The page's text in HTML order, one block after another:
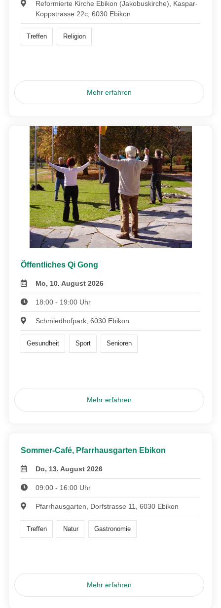
Reformierte Kirche Ebikon (Jakobuskirche), Kaspar-
Koppstrasse 22c, 6030 Ebikon
Treffen Religion
Mehr erfahren
Öffentliches Qi Gong
Mo, 10. August 2026
18:00 - 19:00 Uhr
Schmiedhofpark, 6030 Ebikon
Gesundheit Sport Senioren
Mehr erfahren
Sommer-Café, Pfarrhausgarten Ebikon
Do, 13. August 2026
09:00 - 16:00 Uhr
Pfarrhausgarten, Dorfstrasse 11, 6030 Ebikon
Treffen Natur Gastronomie
Mehr erfahren